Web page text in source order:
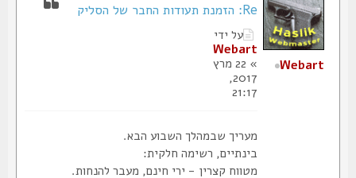
Re: הזמנת תעודות החבר של הסליק
על ידי
Webart
» 22 מרץ
2017,
21:17
מעריך שבמהלך השבוע הבא.
בינתיים, רשימה חלקית:
מטווח קצרין - ירי חינם, מעבר להנחות.
Webart